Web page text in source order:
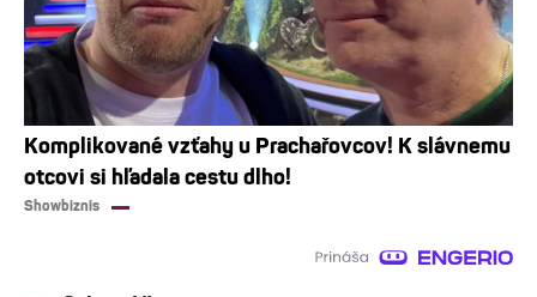
Komplikované vzťahy u Prachařovcov! K slávnemu
otcovi si hľadala cestu dlho!
Showbiznis